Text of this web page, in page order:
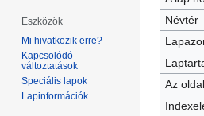
Névtér
Az
Eszközök
Mi hivatkozik erre?
Kapcsolódó
változtatások
Speciális lapok
Lapinformációk